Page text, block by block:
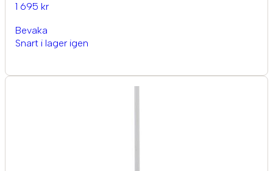
1 695 kr
Bevaka
Snart i lager igen